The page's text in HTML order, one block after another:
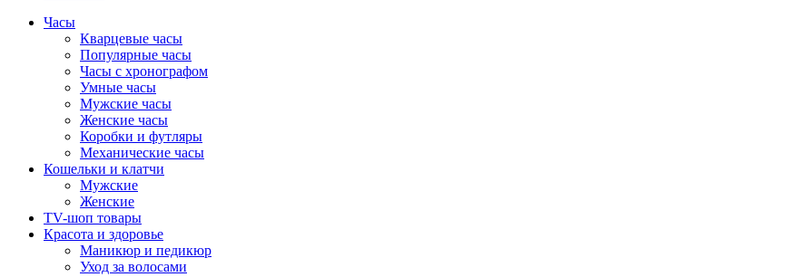
Часы
Кварцевые часы
Популярные часы
Часы с хронографом
Умные часы
Мужские часы
Женские часы
Коробки и футляры
Механические часы
Кошельки и клатчи
Мужские
Женские
TV-шоп товары
Красота и здоровье
Маникюр и педикюр
Уход за волосами